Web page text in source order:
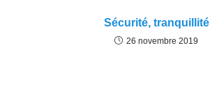
Sécurité, tranquillité
26 novembre 2019